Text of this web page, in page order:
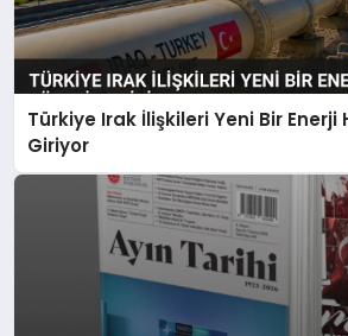
Türkiye Irak İlişkileri Yeni Bir Enerji
Giriyor